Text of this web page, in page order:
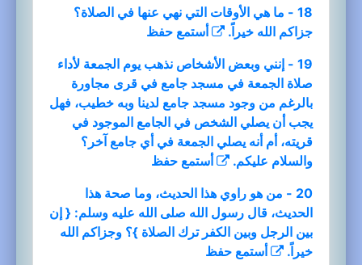
18 - ما هي الأوقات التي نهي عنها في الصلاة؟
جزاكم الله خيراً.
أستمع حفظ
19 - إنني وبعض الأشخاص نذهب يوم الجمعة لأداء
صلاة الجمعة في مسجد جامع في قرى مجاورة
بالرغم من وجود مسجد جامع لدينا وبه خطيب، فهل
يجب أن يصلي الشخص في الجامع الموجود في
قريته، أم أنه يصلي الجمعة في أي جامع آخر؟
والسلام عليكم.
أستمع حفظ
20 - من هو راوي هذا الحديث، وما صحة هذا
الحديث، قال رسول الله صلى الله عليه وسلم: { إن
بين الرجل وبين الكفر ترك الصلاة }؟ وجزاكم الله
خيراً.
أستمع حفظ